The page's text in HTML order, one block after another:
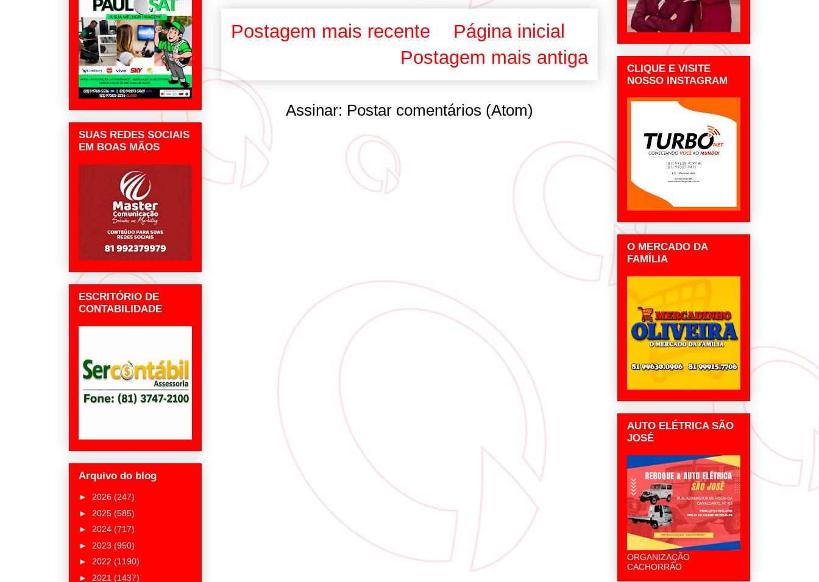
Postagem mais recente
Postagem mais antiga
Página inicial
Assinar: Postar comentários (Atom)
SUAS REDES SOCIAIS
EM BOAS MÃOS
ESCRITÓRIO DE
CONTABILIDADE
Arquivo do blog
► 2026 (247)
► 2025 (585)
► 2024 (717)
► 2023 (950)
► 2022 (1190)
► 2021 (1437)
CLIQUE E VISITE
NOSSO INSTAGRAM
O MERCADO DA
FAMÍLIA
AUTO ELÉTRICA SÃO
JOSÉ
ORGANIZAÇÃO
CACHORRÃO